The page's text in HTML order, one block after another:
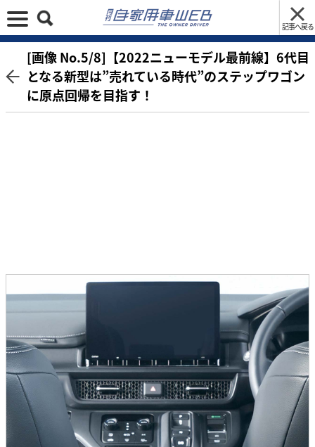
記事へ戻る
[画像 No.5/8]【2022ニューモデル最前線】6代目
となる新型は”売れている時代”のステップワゴン
に原点回帰を目指す！